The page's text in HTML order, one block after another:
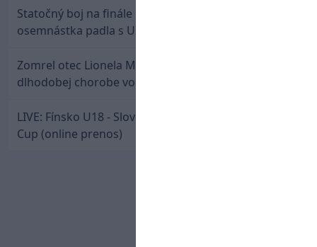
Statočný boj na finále nestačil: Slovenská
osemnástka padla s USA a zabojuje o bronz
Zomrel otec Lionela Messiho. Jorge podľahol
dlhodobej chorobe vo veku 68 rokov
LIVE: Fínsko U18 - Slovensko U18 / Hlinka-Gretzky
Cup (online prenos)